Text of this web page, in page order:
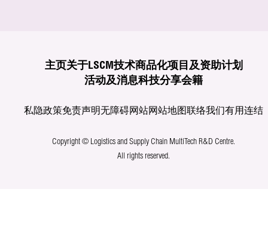
主页关于LSCM技术商品化项目及资助计划
活动及消息科技分享会籍
私隐政策免责声明无障碍网站网站地图联络我们有用连结
Copyright © Logistics and Supply Chain MultiTech R&D Centre.
All rights reserved.